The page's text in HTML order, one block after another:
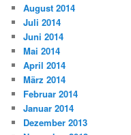
August 2014
Juli 2014
Juni 2014
Mai 2014
April 2014
März 2014
Februar 2014
Januar 2014
Dezember 2013